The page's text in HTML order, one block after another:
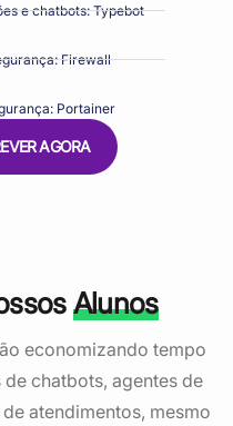
e chatbots: Typebot
Firewall
Portainer
AGORA
Alunos
economizando tempo
chatbots, agentes de
atendimentos, mesmo